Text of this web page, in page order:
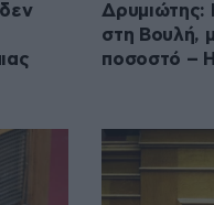
Δρυμιώτης:
στη Βουλή,
ποσοστό –